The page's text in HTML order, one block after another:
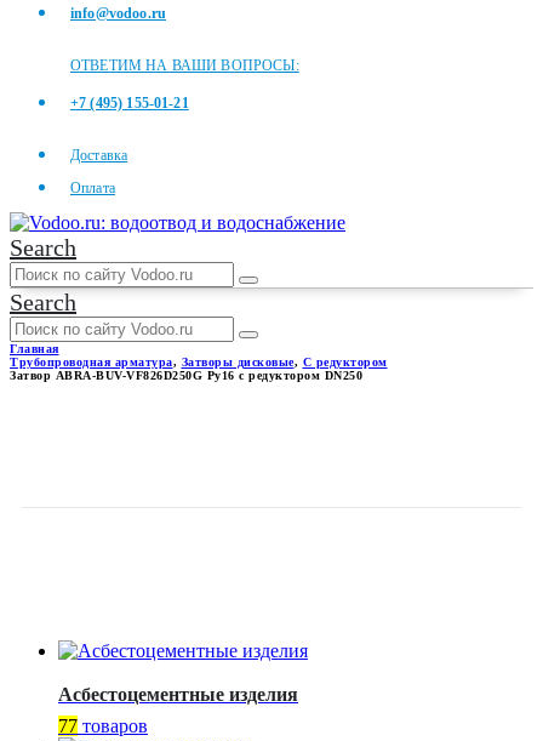
info@vodoo.ru
ОТВЕТИМ НА ВАШИ ВОПРОСЫ:
+7 (495) 155-01-21
Доставка
Оплата
Search
Search
Главная
Трубопроводная арматура, Затворы дисковые, С редуктором
Затвор ABRA-BUV-VF826D250G Ру16 с редуктором DN250
Асбестоцементные изделия
77 товаров